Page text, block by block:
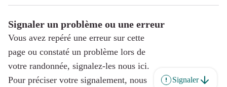
Signaler un problème ou une erreur
Vous avez repéré une erreur sur cette
page ou constaté un problème lors de
votre randonnée, signalez-les nous ici.
Pour préciser votre signalement, nous
Signaler